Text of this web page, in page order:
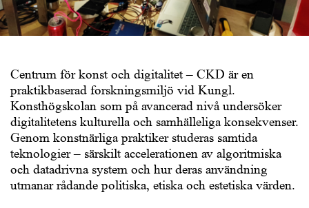
Centrum för konst och digitalitet – CKD är en
praktikbaserad forskningsmiljö vid Kungl.
Konsthögskolan som på avancerad nivå undersöker
digitalitetens kulturella och samhälleliga konsekvenser.
Genom konstnärliga praktiker studeras samtida
teknologier – särskilt accelerationen av algoritmiska
och datadrivna system och hur deras användning
utmanar rådande politiska, etiska och estetiska värden.